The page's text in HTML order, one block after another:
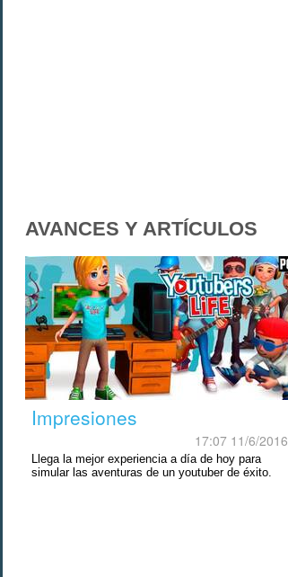
AVANCES Y ARTÍCULOS
Impresiones
17:07 11/6/2016
Llega la mejor experiencia a día de hoy para
simular las aventuras de un youtuber de éxito.